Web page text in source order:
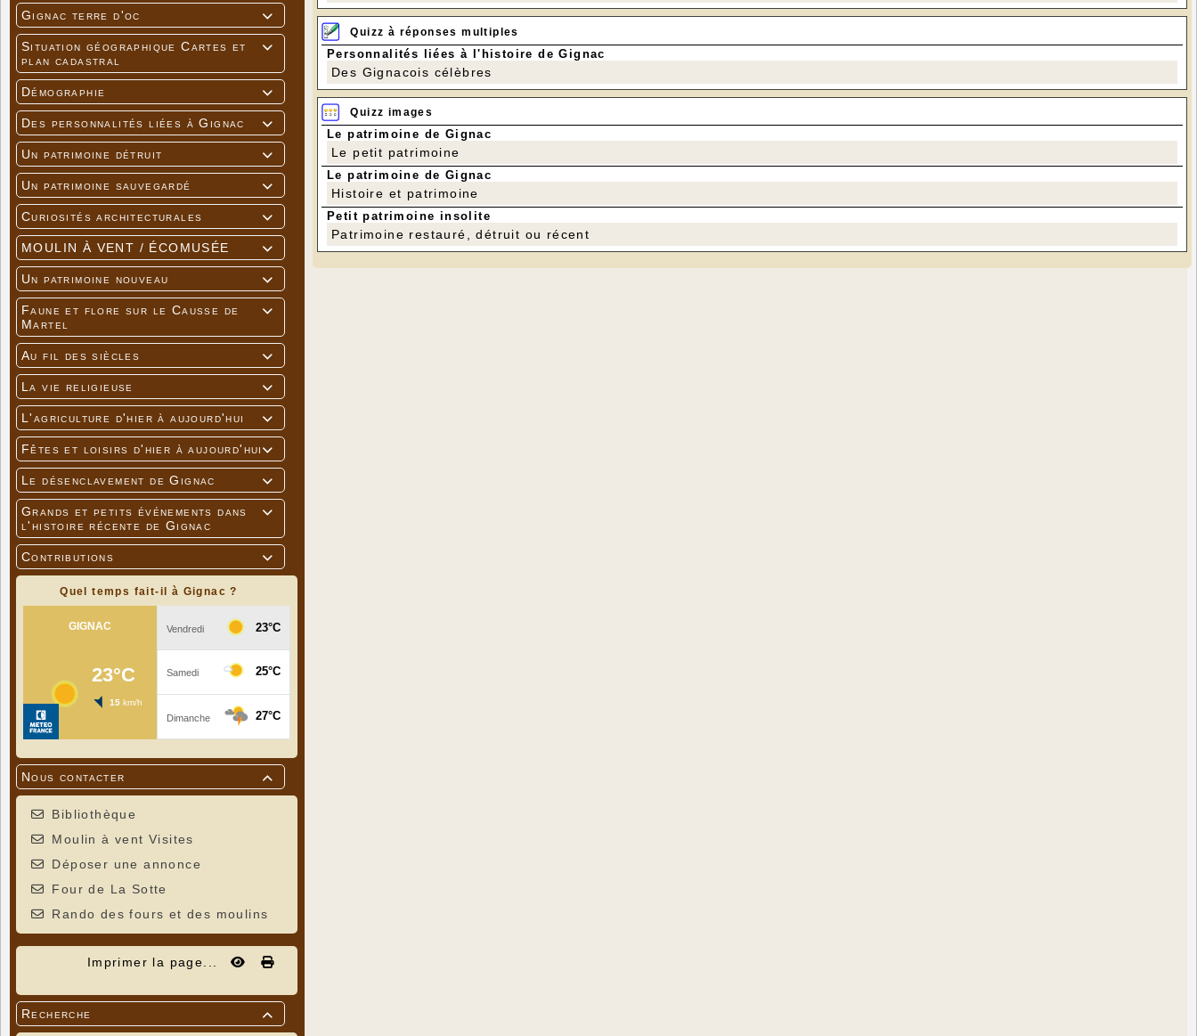

Gignac terre d'oc

Situation géographique Cartes et
plan cadastral

Démographie

Des personnalités liées à Gignac

Un patrimoine détruit

Un patrimoine sauvegardé

Curiosités architecturales

MOULIN À VENT / ÉCOMUSÉE

Un patrimoine nouveau

Faune et flore sur le Causse de
Martel

Au fil des siècles

La vie religieuse

L'agriculture d'hier à aujourd'hui

Fêtes et loisirs d'hier à aujourd'hui

Le désenclavement de Gignac

Grands et petits événements dans
l'histoire récente de Gignac

Contributions
Quel temps fait-il à Gignac ?

Nous contacter
Bibliothèque
Moulin à vent Visites
Déposer une annonce
Four de La Sotte
Rando des fours et des moulins
Imprimer la page...

Recherche
Quizz à réponses multiples
Personnalités liées à l'histoire de Gignac
Des Gignacois célèbres
Quizz images
Le patrimoine de Gignac
Le petit patrimoine
Le patrimoine de Gignac
Histoire et patrimoine
Petit patrimoine insolite
Patrimoine restauré, détruit ou récent